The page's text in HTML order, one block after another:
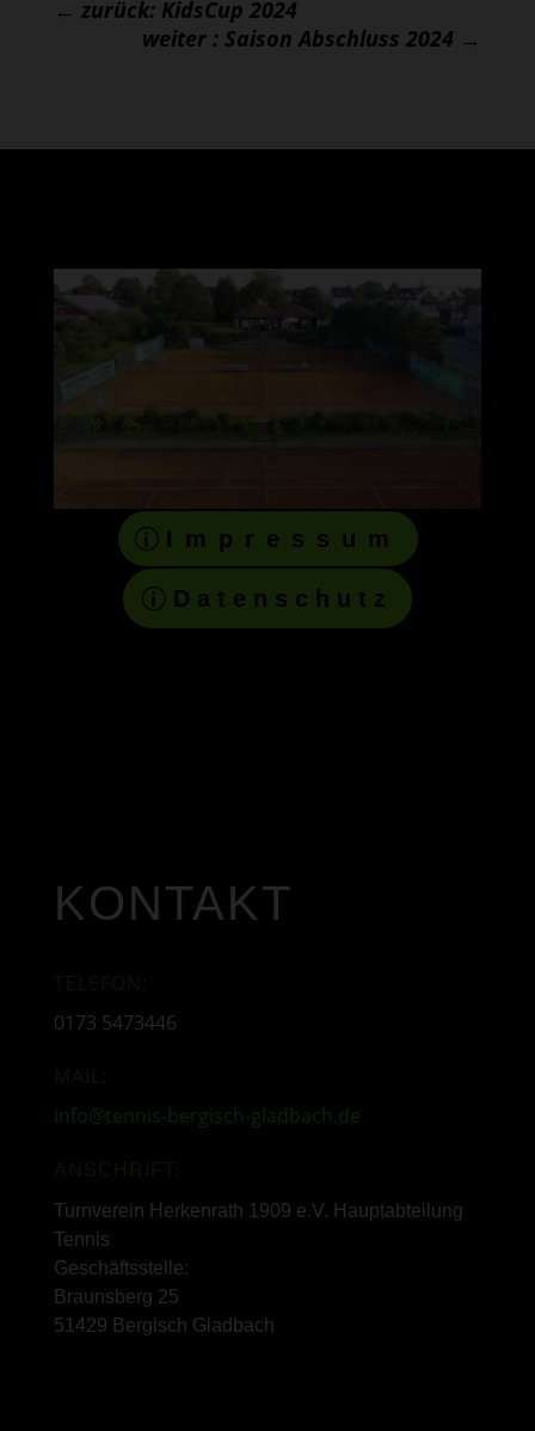
← zurück: KidsCup 2024
weiter : Saison Abschluss 2024 →
Impressum
Datenschutz
KONTAKT
0173 5473446
info@tennis-bergisch-gladbach.de
Turnverein Herkenrath 1909 e.V. Hauptabteilung
Tennis
Geschäftsstelle:
Braunsberg 25
51429 Bergisch Gladbach